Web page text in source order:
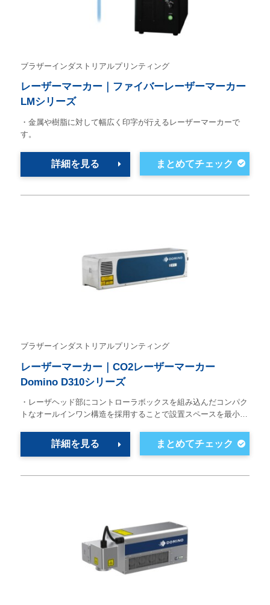
ブラザーインダストリアルプリンティング
レーザーマーカー｜ファイバーレーザーマーカー
LMシリーズ
・金属や樹脂に対して幅広く印字が行えるレーザーマーカーで
す。
詳細を見る
ブラザーインダストリアルプリンティング
レーザーマーカー｜CO2レーザーマーカー
Domino D310シリーズ
・レーザヘッド部にコントローラボックスを組み込んだコンパク
トなオールインワン構造を採用することで設置スペースを最小…
詳細を見る